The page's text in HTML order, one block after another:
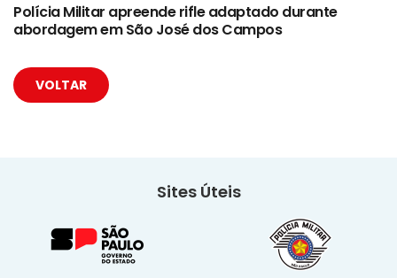
Polícia Militar apreende rifle adaptado durante
abordagem em São José dos Campos
VOLTAR
Sites Úteis